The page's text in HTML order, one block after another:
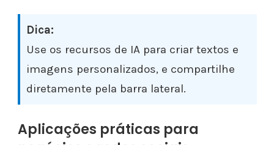
Dica:
Use os recursos de IA para criar textos e
imagens personalizados, e compartilhe
diretamente pela barra lateral.
Aplicações práticas para